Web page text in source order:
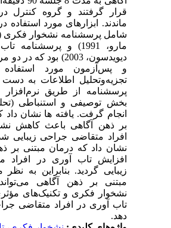
قرار گرفتند و گروه کنترل در
ماندند.ابزارهای مورد استفاده
شامل پرسشنامه نشخوار فکری
مارو، 1991)
و پرسشنامه تاب
دیویدسون، 2003) بود که
و پس‌آزمون مورد استفاده
تجزیه‌وتحلیل اطلاعات به دست
پرسشنامه از طریق نرم‌افزار
بخش توصیفی و استنباطی
انجام گرفت. یافته ­ها نشان داد
بر ذهن آگاهی باعث کاهش
افراد متقاضی جراحی زیبایی شد.
نشان داد که درمان مبتنی بر
افزایش تاب آوری در افراد
زیبایی گردید. بنابراین به نظر
مبتنی بر ذهن آگاهی
نشخوار فکری و تکنیک‌های مؤثری
تاب آوری در افراد متقاضی
دهد.